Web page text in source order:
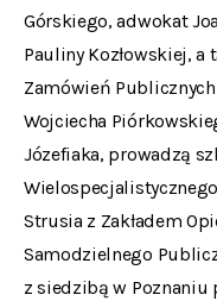
Górskiego, adwokat
Pauliny Kozłowskiej, a
Zamówień
Wojciecha
Józefiaka, prowadzą
Strusia z Zakładem
Samodzielnego
z siedzibą w Poznaniu